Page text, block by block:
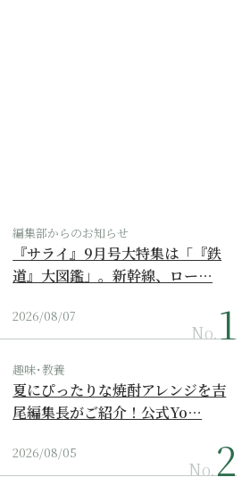
編集部からのお知らせ
『サライ』9月号大特集は「『鉄
道』大図鑑」。新幹線、ロー…
2026/08/07
No.
趣味･教養
夏にぴったりな焼酎アレンジを吉
尾編集長がご紹介！公式Yo…
2026/08/05
No.